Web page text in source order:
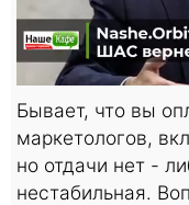
Бывает, что вы
маркетологов,
но отдачи нет -
нестабильная.